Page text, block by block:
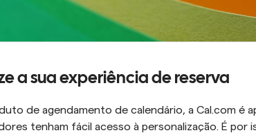
a sua experiência de reserva
de agendamento de calendário, a Cal.com é
tenham fácil acesso à personalização. É por